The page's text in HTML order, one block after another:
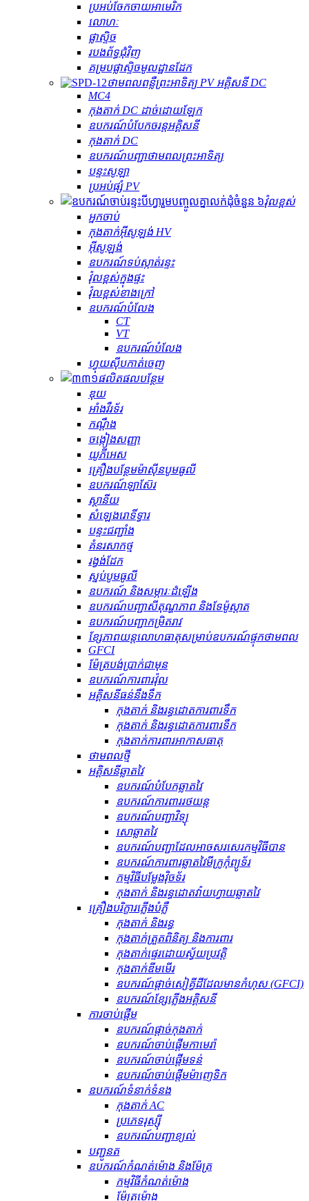
ប្រអប់ចែកចាយអាមេរិក
លោហៈ
ផ្លាស្ទិច
របងព័ទ្ធជុំវិញ
គម្របផ្លាស្ទិចមូលដ្ឋានដែក
ថាមពលពន្លឺព្រះអាទិត្យ PV អគ្គិសនី DC
MC4
កុងតាក់ DC ដាច់ដោយឡែក
ឧបករណ៍បំបែកចរន្តអគ្គិសនី
កុងតាក់ DC
ឧបករណ៍បញ្ជាថាមពលព្រះអាទិត្យ
បន្ទះសូឡា
ប្រអប់ផ្សំ PV
វ៉ុលខ្ពស់
អ្នកចាប់
កុងតាក់​អ៊ីសូឡង់ HV
អ៊ីសូឡង់
ឧបករណ៍​ទប់ស្កាត់​រន្ទះ
វ៉ុលខ្ពស់ក្នុងផ្ទះ
វ៉ុលខ្ពស់ខាងក្រៅ
ឧបករណ៍បំលែង
CT
VT
ឧបករណ៍បំលែង
ហ្វុយស៊ីបកាត់ចេញ
ផលិតផលបន្ថែម
ឌុយ
អាំងវឺរទ័រ
កណ្ដឹង
ចង្កៀងសញ្ញា
យូភីអេស
គ្រឿងបន្ថែមម៉ាស៊ីនបូមធូលី
ឧបករណ៍ឡាស៊ែរ
ស្ថានីយ
សំឡេងរោទិ៍ទ្វារ
បន្ទះជញ្ជាំង
គំនរសាកថ្ម
រង្វង់ដែក
ស្នប់បូមធូលី
ឧបករណ៍ និងសម្ភារៈដំឡើង
ឧបករណ៍បញ្ជាសីតុណ្ហភាព និងទែម៉ូស្តាត
ឧបករណ៍បញ្ជាកម្រិតរាវ
ខ្សែភាពយន្តលោហធាតុសម្រាប់ឧបករណ៍ផ្ទុកថាមពល
GFCI
ម៉ែត្របង់ប្រាក់ជាមុន
ឧបករណ៍ការពារវ៉ុល
អគ្គិសនីធន់នឹងទឹក
កុងតាក់ និងរន្ធដោតការពារទឹក
កុងតាក់ និងរន្ធដោតការពារទឹក
កុងតាក់ការពារអាកាសធាតុ
ថាមពលថ្មី
អគ្គិសនីឆ្លាតវៃ
ឧបករណ៍បំបែកឆ្លាតវៃ
ឧបករណ៍ការពាររថយន្ត
ឧបករណ៍បញ្ជាវិទ្យុ
សោឆ្លាតវៃ
ឧបករណ៍បញ្ជាដែលអាចសរសេរកម្មវិធីបាន
ឧបករណ៍ការពារឆ្លាតវៃមីក្រូកុំព្យូទ័រ
កម្មវិធីបម្លែងវ៉ិចទ័រ
កុងតាក់ និងរន្ធដោតវ៉ាយហ្វាយឆ្លាតវៃ
គ្រឿងបរិក្ខារភ្លើងបំភ្លឺ
កុងតាក់ និងរន្ធ
កុងតាក់ត្រួតពិនិត្យ និងការពារ
កុងតាក់ផ្ទេរដោយស្វ័យប្រវត្តិ
កុងតាក់ឌីមមើរ
ឧបករណ៍​ផ្តាច់​សៀគ្វី​ដី​ដែល​មាន​កំហុស (GFCI)
ឧបករណ៍ខ្សែភ្លើងអគ្គិសនី
ការចាប់ផ្តើម
ឧបករណ៍ផ្តាច់កុងតាក់
ឧបករណ៍ចាប់ផ្តើមកាមេរ៉ា
ឧបករណ៍ចាប់ផ្តើមទន់
ឧបករណ៍ចាប់ផ្តើមម៉ាញេទិក
ឧបករណ៍​ទំនាក់ទំនង
កុងតាក់ AC
ប្រភេទរុស្ស៊ី
ឧបករណ៍បញ្ជាខ្យល់
បញ្ជូនត
ឧបករណ៍កំណត់ម៉ោង និងម៉ែត្រ
កម្មវិធីកំណត់ម៉ោង
ម៉ែត្រម៉ោង